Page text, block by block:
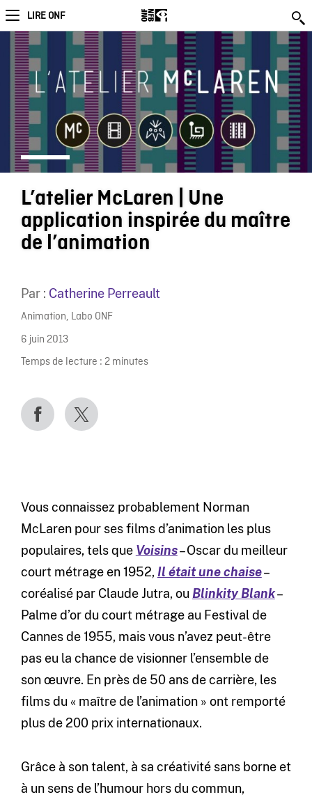
LIRE ONF
L’atelier McLaren | Une
application inspirée du maître
de l’animation
Par : Catherine Perreault
Animation, Labo ONF
6 juin 2013
Temps de lecture : 2 minutes
Vous connaissez probablement Norman
McLaren pour ses films d’animation les plus
populaires, tels que Voisins– Oscar du meilleur
court métrage en 1952,Il était une chaise–
coréalisé par Claude Jutra, ou Blinkity Blank–
Palme d’or du court métrage au Festival de
Cannes de 1955, mais vous n’avez peut-être
pas eu la chance de visionner l’ensemble de
son œuvre. En près de 50 ans de carrière, les
films du « maître de l’animation » ont remporté
plus de 200 prix internationaux.
Grâce à son talent, à sa créativité sans borne et
à un sens de l’humour hors du commun,